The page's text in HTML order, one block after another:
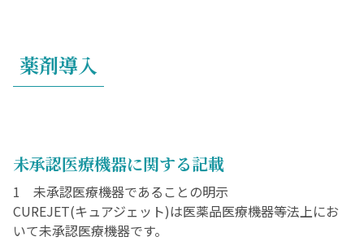
薬剤導入
未承認医療機器に関する記載
1 未承認医療機器であることの明示
CUREJET(キュアジェット)は医薬品医療機器等法上にお
いて未承認医療機器です。